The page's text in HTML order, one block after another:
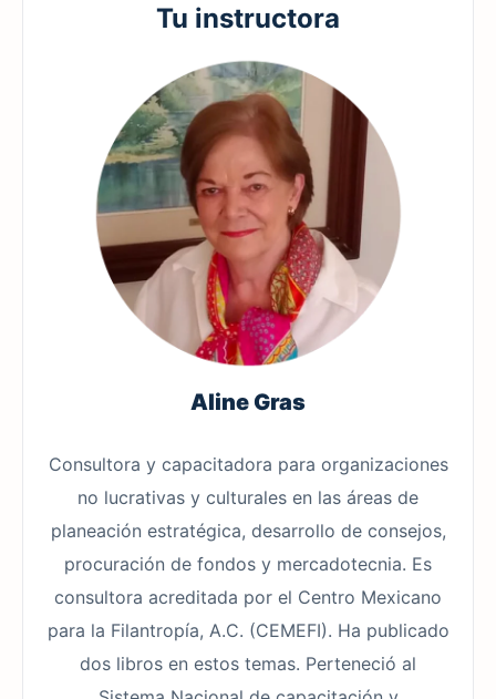
Tu instructora
Aline Gras
Consultora y capacitadora para organizaciones
no lucrativas y culturales en las áreas de
planeación estratégica, desarrollo de consejos,
procuración de fondos y mercadotecnia. Es
consultora acreditada por el Centro Mexicano
para la Filantropía, A.C. (CEMEFI). Ha publicado
dos libros en estos temas. Perteneció al